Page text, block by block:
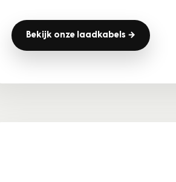
Bekijk onze laadkabels →